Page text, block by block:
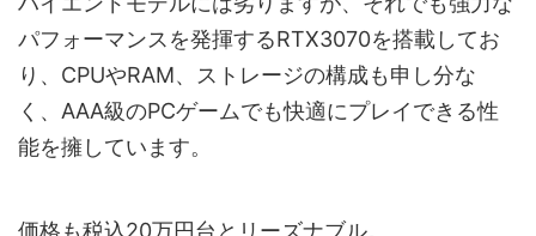
パフォーマンスを発揮するRTX3070を搭載してお
り、CPUやRAM、ストレージの構成も申し分な
く、AAA級のPCゲームでも快適にプレイできる性
能を擁しています。
価格も税込20万円台とリーズナブル。